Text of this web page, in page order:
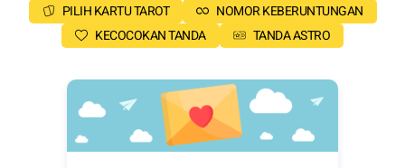
PILIH KARTU TAROT
NOMOR KEBERUNTUNGAN
KECOCOKAN TANDA
TANDA ASTRO